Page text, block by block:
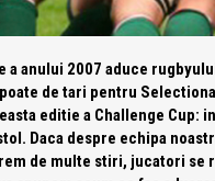
a anului 2007 aduce
de tari pentru
editie a Challenge Cup:
Daca despre echipa
de multe stiri, jucatori se